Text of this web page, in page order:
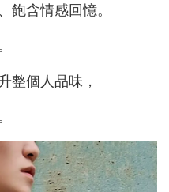
飽含情感回憶。
整個人品味，